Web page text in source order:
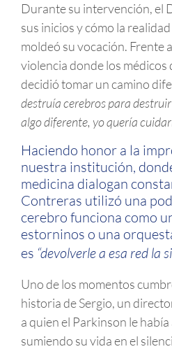
Durante su intervención, el
sus inicios y cómo la
moldeó su vocación. Frente
violencia donde los médicos
decidió tomar un camino
destruía cerebros para
algo diferente, yo quería
Haciendo honor a la
nuestra institución,
medicina dialogan
Contreras utilizó una
cerebro funciona como
estorninos o una
es “devolverle a esa red la
Uno de los momentos
historia de Sergio, un
a quien el Parkinson le
sumiendo su vida en el